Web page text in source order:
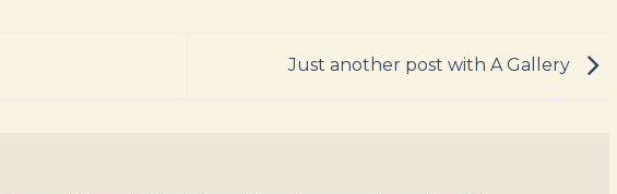
Just another post with A Gallery